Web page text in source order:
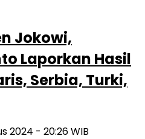
Jokowi,
Laporkan Hasil
Serbia, Turki,
2024 - 20:26 WIB